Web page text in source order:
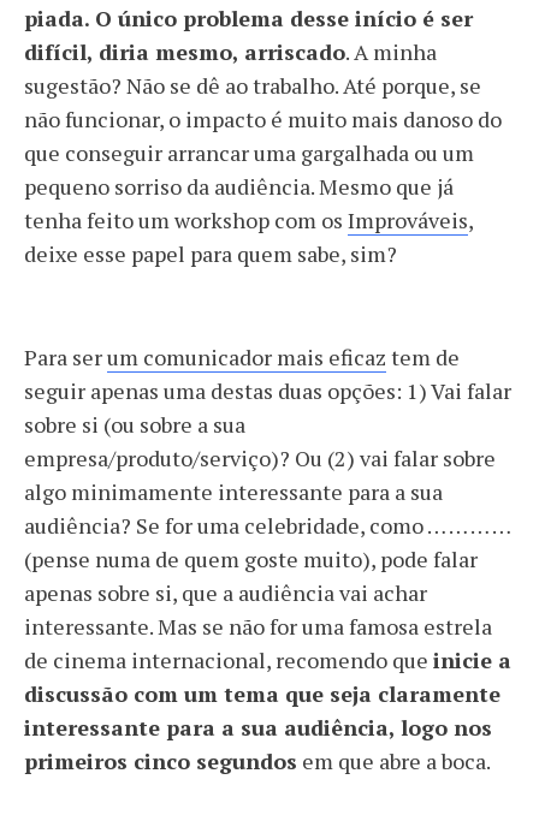
piada. O único problema desse início é ser
difícil, diria mesmo, arriscado. A minha
sugestão? Não se dê ao trabalho. Até porque, se
não funcionar, o impacto é muito mais danoso do
que conseguir arrancar uma gargalhada ou um
pequeno sorriso da audiência. Mesmo que já
tenha feito um workshop com os Improváveis,
deixe esse papel para quem sabe, sim?
Para serum comunicador mais eficaz tem de
seguir apenas uma destas duas opções: 1) Vai falar
sobre si (ou sobre a sua
empresa/produto/serviço)? Ou (2) vai falar sobre
algo minimamente interessante para a sua
audiência? Se for uma celebridade, como … … … …
(pense numa de quem goste muito), pode falar
apenas sobre si, que a audiência vai achar
interessante. Mas se não for uma famosa estrela
de cinema internacional, recomendo que inicie a
discussão com um tema que seja claramente
interessante para a sua audiência, logo nos
primeiros cinco segundos em que abre a boca.